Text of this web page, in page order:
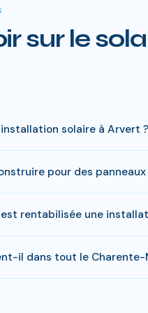
sur le
solaire à Arvert ?
peut descendre sous 4 000
pour des
gère toutes ces démarches
rentabilisée une
il dans tout le